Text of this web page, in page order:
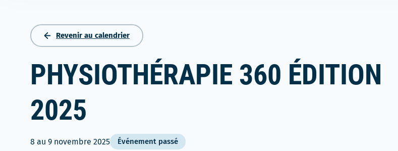
Revenir au calendrier
PHYSIOTHÉRAPIE 360 ÉDITION
2025
8 au 9 novembre 2025 Événement passé